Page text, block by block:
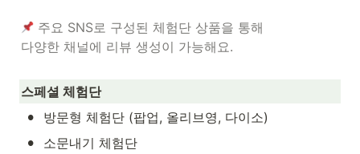
주요 SNS로 구성된 체험단 상품을 통해
다양한 채널에 리뷰 생성이 가능해요.
스페셜 체험단
• 방문형 체험단 (팝업, 올리브영, 다이소)
• 소문내기 체험단